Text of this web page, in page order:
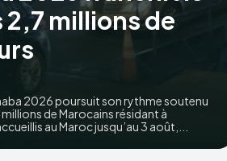
2,7 millions de
2026 poursuit son rythme soutenu
de Marocains résidant à
au Maroc jusqu’au 3 août,...